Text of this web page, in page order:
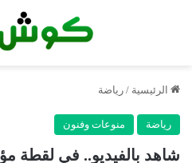
الرئيسية / رياضة
رياضة منوعات وفنون
شاهد بالفيديو.. في لقطة